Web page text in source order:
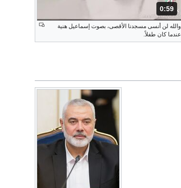
المدة: 59 ثانية.
0:59
والله لن أنسى مسجدنا الأقصى، بصوت إسماعيل هنية
عندما كان طفلاً.